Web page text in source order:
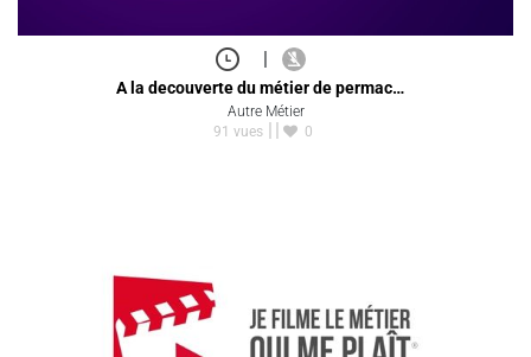
|
A la decouverte du métier de permac…
Autre Métier
91 vues
0